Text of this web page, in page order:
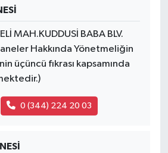
MAH.KUDDUSİ BABA BLV.
Hakkında Yönetmeliğin
üçüncü fıkrası kapsamında
0 (344) 224 20 03